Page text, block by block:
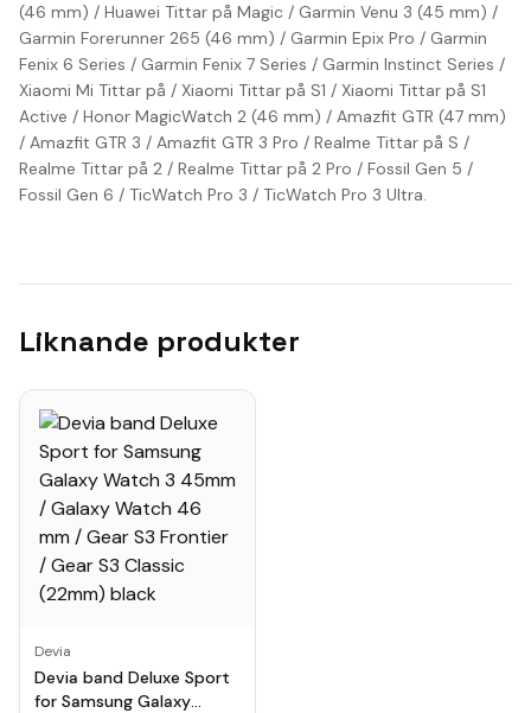
(46 mm) / Huawei Tittar på Magic / Garmin Venu 3 (45 mm) /
Garmin Forerunner 265 (46 mm) / Garmin Epix Pro / Garmin
Fenix 6 Series / Garmin Fenix 7 Series / Garmin Instinct Series /
Xiaomi Mi Tittar på / Xiaomi Tittar på S1 / Xiaomi Tittar på S1
Active / Honor MagicWatch 2 (46 mm) / Amazfit GTR (47 mm)
/ Amazfit GTR 3 / Amazfit GTR 3 Pro / Realme Tittar på S /
Realme Tittar på 2 / Realme Tittar på 2 Pro / Fossil Gen 5 /
Fossil Gen 6 / TicWatch Pro 3 / TicWatch Pro 3 Ultra.
Liknande produkter
Devia
Devia band Deluxe Sport
for Samsung Galaxy